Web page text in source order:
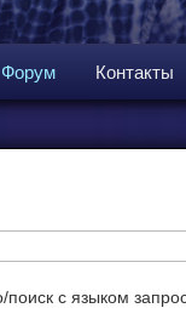
Форум Контакты
поиск с языком